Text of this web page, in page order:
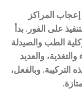
المراكز
على الفور. بدأ
الطب والصيدلة
والعديد
وبالفعل،